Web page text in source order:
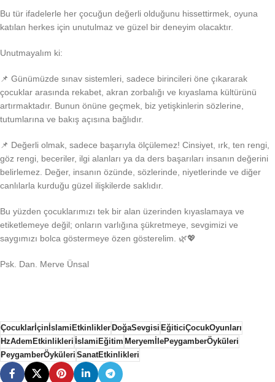
Bu tür ifadelerle her çocuğun değerli olduğunu hissettirmek, oyuna
katılan herkes için unutulmaz ve güzel bir deneyim olacaktır.
Unutmayalım ki:
📌 Günümüzde sınav sistemleri, sadece birincileri öne çıkararak
çocuklar arasında rekabet, akran zorbalığı ve kıyaslama kültürünü
artırmaktadır. Bunun önüne geçmek, biz yetişkinlerin sözlerine,
tutumlarına ve bakış açısına bağlıdır.
📌 Değerli olmak, sadece başarıyla ölçülemez! Cinsiyet, ırk, ten rengi,
göz rengi, beceriler, ilgi alanları ya da ders başarıları insanın değerini
belirlemez. Değer, insanın özünde, sözlerinde, niyetlerinde ve diğer
canlılarla kurduğu güzel ilişkilerde saklıdır.
Bu yüzden çocuklarımızı tek bir alan üzerinden kıyaslamaya ve
etiketlemeye değil; onların varlığına şükretmeye, sevgimizi ve
saygımızı bolca göstermeye özen gösterelim. 🌿💖
Psk. Dan. Merve Ünsal
ÇocuklarİçinİslamiEtkinliklerDoğaSevgisi EğiticiÇocukOyunları
HzAdemEtkinlikleri İslamiEğitim MeryemİlePeygamberÖyküleri
PeygamberÖyküleri SanatEtkinlikleri